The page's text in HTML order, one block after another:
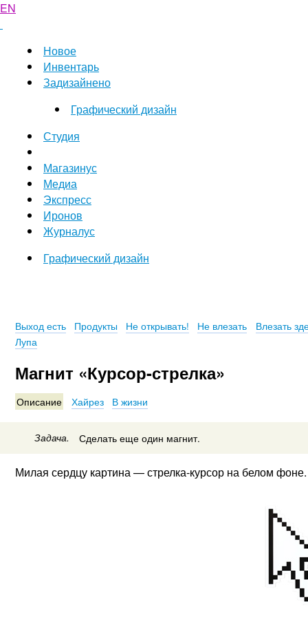
EN
Новое
Инвентарь
Задизайнено
Графический дизайн
Студия
Магазинус
Медиа
Экспресс
Иронов
Журналус
Графический дизайн
Выход есть Продукты Не открывать! Не влезать
Влезать
Лупа
Магнит «Курсор-стрелка»
Описание Хайрез В жизни
Задача. Сделать еще один магнит.
Милая сердцу картина — стрелка-курсор на белом фоне.